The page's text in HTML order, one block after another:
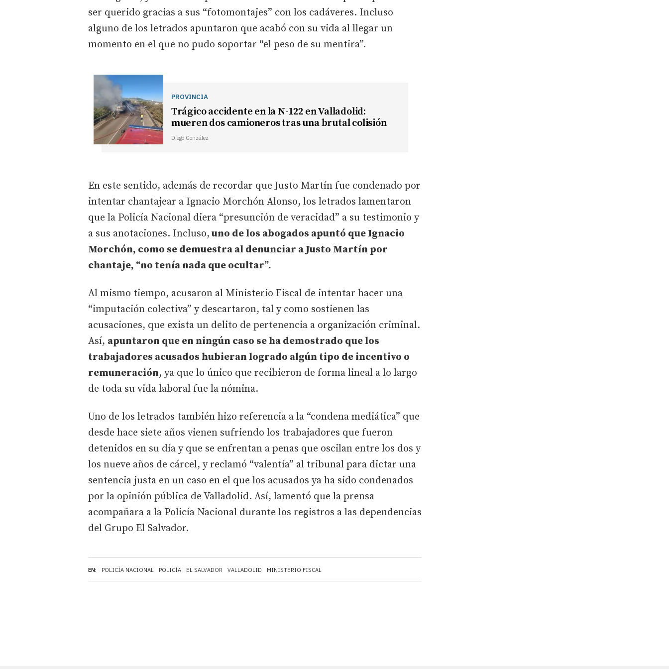
EN: POLICÍA NACIONAL POLICÍA EL SALVADOR VALLADOLID MINISTERIO FISCAL
ser querido gracias a sus “fotomontajes” con los cadáveres. Incluso
alguno de los letrados apuntaron que acabó con su vida al llegar un
momento en el que no pudo soportar “el peso de su mentira”.
PROVINCIA
Trágico accidente en la N-122 en Valladolid:
mueren dos camioneros tras una brutal colisión
Diego González
En este sentido, además de recordar que Justo Martín fue condenado por
intentar chantajear a Ignacio Morchón Alonso, los letrados lamentaron
que la Policía Nacional diera “presunción de veracidad” a su testimonio y
a sus anotaciones. Incluso, uno de los abogados apuntó que Ignacio
Morchón, como se demuestra al denunciar a Justo Martín por
chantaje, “no tenía nada que ocultar”.
Al mismo tiempo, acusaron al Ministerio Fiscal de intentar hacer una
“imputación colectiva” y descartaron, tal y como sostienen las
acusaciones, que exista un delito de pertenencia a organización criminal.
Así, apuntaron que en ningún caso se ha demostrado que los
trabajadores acusados hubieran logrado algún tipo de incentivo o
remuneración, ya que lo único que recibieron de forma lineal a lo largo
de toda su vida laboral fue la nómina.
Uno de los letrados también hizo referencia a la “condena mediática” que
desde hace siete años vienen sufriendo los trabajadores que fueron
detenidos en su día y que se enfrentan a penas que oscilan entre los dos y
los nueve años de cárcel, y reclamó “valentía” al tribunal para dictar una
sentencia justa en un caso en el que los acusados ya ha sido condenados
por la opinión pública de Valladolid. Así, lamentó que la prensa
acompañara a la Policía Nacional durante los registros a las dependencias
del Grupo El Salvador.